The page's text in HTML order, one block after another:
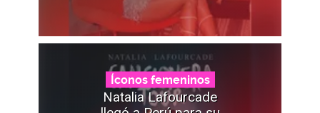
Íconos femeninos
Natalia Lafourcade